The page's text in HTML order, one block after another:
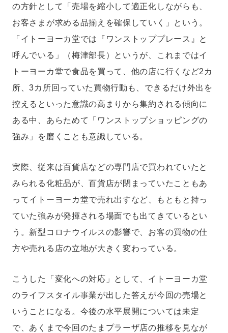
の方針として「売場を縮小して適正化しながらも、
お客さまが求める品揃えを確保していく」という。
「イトーヨーカ堂では『ワンストッププレース』と
呼んでいる」（梅津部長）というが、これまではイ
トーヨーカ堂で食品を買って、他の店に行くなど2カ
所、3カ所回っていた買物行動も、できるだけ外出を
控えるといった意識の高まりから集約される傾向に
ある中、あらためて「ワンストップショッピングの
強み」を磨くことも意識している。
実際、従来は百貨店などの専門店で買われていたと
みられる化粧品が、百貨店が閉まっていたこともあ
ってイトーヨーカ堂で売れ出すなど、もともと持っ
ていた強みが発揮される場面でも出てきているとい
う。新型コロナウイルスの影響で、お客の買物の仕
方や売れる店の立地が大きく変わっている。
こうした「変化への対応」として、イトーヨーカ堂
のライフスタイル事業が出した答えが今回の売場と
いうことになる。今後の水平展開については未定
で、あくまで今回のたまプラーザ店の推移を見なが